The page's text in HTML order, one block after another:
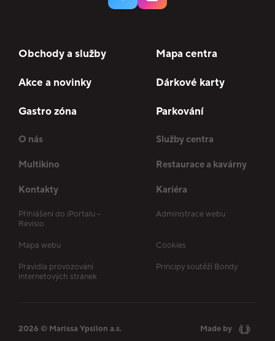
Obchody a služby Mapa centra
Akce a novinky Dárkové karty
Gastro zóna Parkování
O nás Služby centra
Multikino Restaurace a kavárny
Kontakty Kariéra
Přihlášení do iPortalu –
Revisio
Administrace webu
Mapa webu Cookies
Pravidla provozování
internetových stránek
Principy soutěží Bondy
2026 © Marissa Ypsilon a.s. Made by